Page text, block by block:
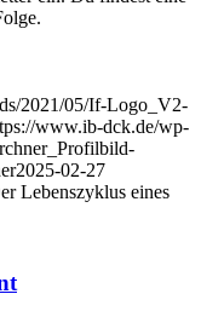
2021/05/If-Logo_V2-
www.ib-dck.de/wp-
2025-02-27
Lebenszyklus eines